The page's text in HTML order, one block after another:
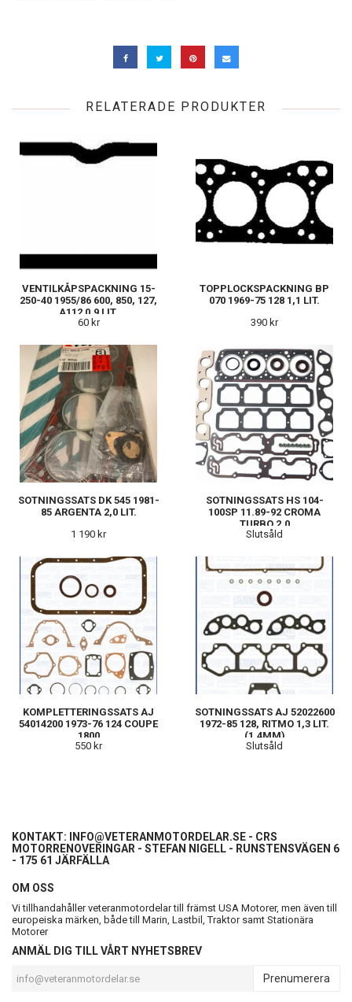
RELATERADE PRODUKTER
VENTILKÅPSPACKNING 15-
250-40 1955/86 600, 850, 127,
A112 0,9 LIT.
60 kr
TOPPLOCKSPACKNING BP
070 1969-75 128 1,1 LIT.
390 kr
SOTNINGSSATS DK 545 1981-
85 ARGENTA 2,0 LIT.
1 190 kr
SOTNINGSSATS HS 104-
100SP 11.89-92 CROMA
TURBO 2,0
Slutsåld
KOMPLETTERINGSSATS AJ
54014200 1973-76 124 COUPE
1800
550 kr
SOTNINGSSATS AJ 52022600
1972-85 128, RITMO 1,3 LIT.
(1,4MM)
Slutsåld
KONTAKT: INFO@VETERANMOTORDELAR.SE - CRS
MOTORRENOVERINGAR - STEFAN NIGELL - RUNSTENSVÄGEN 6
- 175 61 JÄRFÄLLA
OM OSS
Vi tillhandahåller veteranmotordelar till främst USA Motorer, men även till
europeiska märken, både till Marin, Lastbil, Traktor samt Stationära
Motorer
ANMÄL DIG TILL VÅRT NYHETSBREV
Prenumerera